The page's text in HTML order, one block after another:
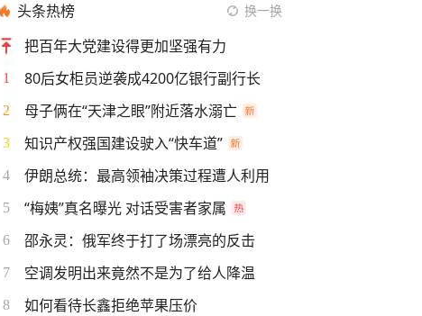
头条热榜 换一换
把百年大党建设得更加坚强有力
1 80后女柜员逆袭成4200亿银行副行长
2 母子俩在“天津之眼”附近落水溺亡
3 知识产权强国建设驶入“快车道”
4 伊朗总统：最高领袖决策过程遭人利用
5 “梅姨”真名曝光 对话受害者家属
6 邵永灵：俄军终于打了场漂亮的反击
7 空调发明出来竟然不是为了给人降温
8 如何看待长鑫拒绝苹果压价